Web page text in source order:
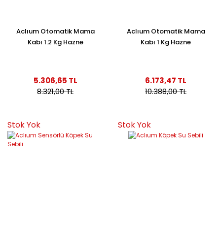
Aclıum Otomatik Mama
Kabı 1.2 Kg Hazne
5.306,65 TL
8.321,00 TL
Aclıum Otomatik Mama
Kabı 1 Kg Hazne
6.173,47 TL
10.388,00 TL
Stok Yok Stok Yok